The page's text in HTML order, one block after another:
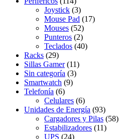
Joystick (3)
Mouse Pad (17)
Mouses (52)
Punteros (2)
Teclados (40)
Racks (29)
Sillas Gamer (11)
Sin categoría (3)
Smartwatch (9)
Telefonía (6)
Celulares (6)
Unidades de Energía (93)
Cargadores y Pilas (58)
Estabilizadores (11)
UPS (24)